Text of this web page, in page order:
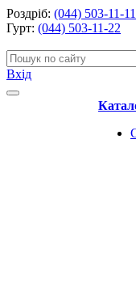
Роздріб: (044) 503-11-11
Гурт: (044) 503-11-22
Вхід